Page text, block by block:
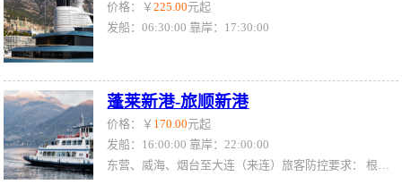
价格：￥225.00元起
发船：06:30:00 靠岸：17:30:00
蓬莱新港-旅顺新港
价格：￥ 170.00元起
发船：16:00:00 靠岸：22:00:00
东营、威海、烟台至大连（来连）旅客防控要求： 根据大连市防疫要求，自1月12日0时起，外省来（返）连人员，均需持48小时内核酸检测阴性证明，旅客抵达大连下船时核酸检测报告需在有效期内。 （11日晚班烟台、威海始发船舶旅客无48小时内核酸检测报告将无法乘船） 关于旅客出具的48小时核酸检测报告，再次明确如下： 1.核酸检测报告（包括电子版，下同）有明确时间的，通常会有三个时间，分别为：“采集时间”、“接收时间”、“报告时间”（或签发时间、审核时间，各地称呼不同），以最后的“报告时间”为准。 2.核酸检测报告